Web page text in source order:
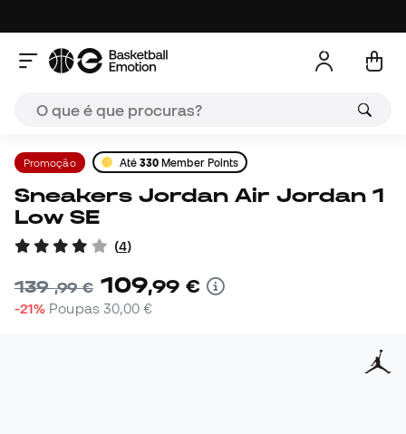
Promoção Até 330 Member Points
Sneakers Jordan Air Jordan 1
Low SE
(4)
139,99 € 109,99 €
-21% Poupas 30,00 €